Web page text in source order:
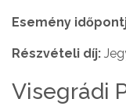
Esemény
Részvételi díj:
Visegrádi